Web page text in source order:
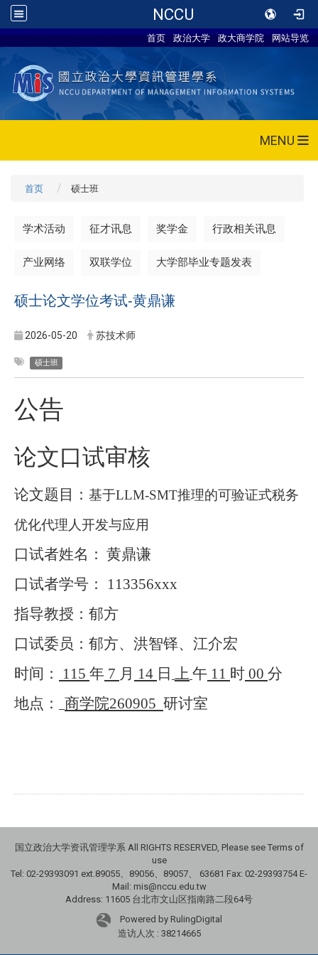
NCCU
首页 政治大学 政大商学院 网站导览
MENU
首页 硕士班
学术活动 征才讯息 奖学金 行政相关讯息
产业网络 双联学位 大学部毕业专题发表
硕士论文学位考试-黄鼎谦
2026-05-20 苏技术师
硕士班
公告
论文口试审核
论文题目： 基于LLM-SMT推理的可验证式税务
优化代理人开发与应用
口试者姓名： 黄鼎谦
口试者学号：
113356xxx
指导教授：郁方
口试委员：郁方、洪智铎、江介宏
时间：
115 年 7 月 14 日 上 午 11 时 00 分
地点：
商学院260905 研讨室
国立政治大学资讯管理学系 All RIGHTS RESERVED, Please see Terms of
use
Tel: 02-29393091 ext.89055、89056、89057、
63681 Fax: 02-29393754 E-
Mail: mis@nccu.edu.tw
Address: 11605 台北市文山区指南路二段64号
Powered by RulingDigital
造访人次 : 38214665